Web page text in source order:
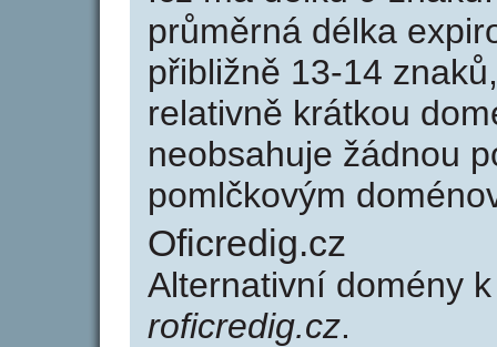
průměrná délka
přibližně 13-14
relativně krátkou
neobsahuje žádnou
pomlčkovým
Oficredig.cz
Alternativní domény
roficredig.cz.